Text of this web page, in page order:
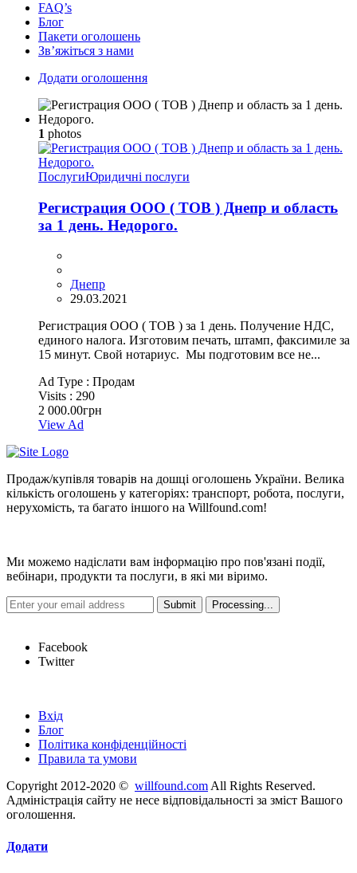
FAQ’s
Блог
Пакети оголошень
Зв’яжіться з нами
Додати оголошення
1 photos
ПослугиЮридичні послуги
Регистрация ООО ( ТОВ ) Днепр и область
за 1 день. Недорого.
Днепр
29.03.2021
Регистрация ООО ( ТОВ ) за 1 день. Получение НДС,
единого налога. Изготовим печать, штамп, факсимиле за
15 минут. Свой нотариус. Мы подготовим все не...
Ad Type : Продам
Visits : 290
2 000.00грн
View Ad
Продаж/купівля товарів на дошці оголошень України. Велика
кількість оголошень у категоріях: транспорт, робота, послуги,
нерухомість, та багато іншого на Willfound.com!
Ми можемо надіслати вам інформацію про пов'язані події,
вебінари, продукти та послуги, в які ми віримо.
Facebook
Twitter
Вхід
Блог
Політика конфіденційності
Правила та умови
Copyright 2012-2020 © willfound.comAll Rights Reserved.
Адміністрація сайту не несе відповідальності за зміст Вашого
оголошення.
Додати